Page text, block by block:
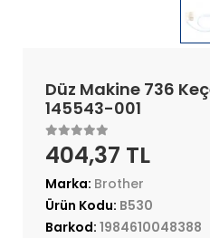
Düz Makine 736
145543-001
404,37 TL
Marka: Brother
Ürün Kodu: B530
Barkod: 1984610048388